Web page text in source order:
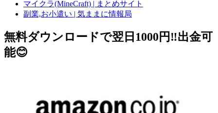
マイクラ(MineCraft) | まとめサイト
副業,お小遣い | 気ままに情報局
無料ダウンロードで翌日1000円‼️出金可
能😊